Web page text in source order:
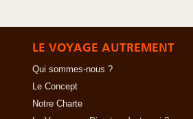
LE VOYAGE AUTREMENT
Qui sommes-nous ?
Le Concept
Notre Charte